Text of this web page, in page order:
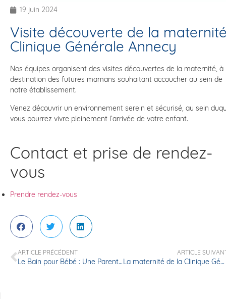
19 juin 2024
Visite découverte de la
Clinique Générale Annecy
Nos équipes organisent des visites découvertes de la maternité, à
destination des futures mamans souhaitant accoucher au sein de
notre établissement.
Venez découvrir un environnement serein et sécurisé, au sein
vous pourrez vivre pleinement l’arrivée de votre enfant.
Contact et prise de rendez-
vous
Prendre rendez-vous
ARTICLE PRÉCÉDENT
Le Bain pour Bébé : Une Parenthèse de Douceur à la Clinique Générale d’Annecy
ARTICLE
La maternité de la Clinique Générale d’Annecy est sur Instagram !